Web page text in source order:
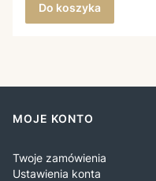
Do koszyka
Linki w stopce
MOJE KONTO
Twoje zamówienia
Ustawienia konta